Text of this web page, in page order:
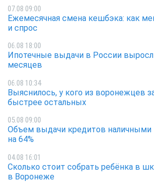
07.08 09:00
Ежемесячная смена кешбэка: как
и спрос
06.08 18:00
Ипотечные выдачи в России
месяцев
06.08 10:34
Выяснилось, у кого из воронежцев
быстрее остальных
05.08 09:00
Объем выдачи кредитов
на 64%
04.08 16:01
Сколько стоит собрать ребёнка в
в Воронеже